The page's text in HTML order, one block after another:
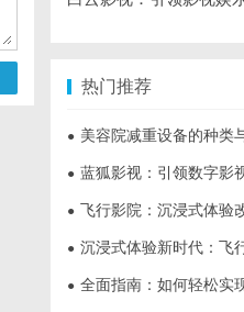
热门推荐
● 美容院减重设备的种类
● 蓝狐影视：引领数字影
● 飞行影院：沉浸式体验
● 沉浸式体验新时代：飞行
● 全面指南：如何轻松实现免